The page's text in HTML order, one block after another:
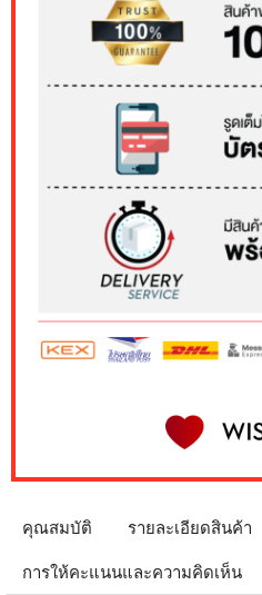
คุณสมบัติ รายละเอียดสินค้า
การให้คะแนนและความคิดเห็น